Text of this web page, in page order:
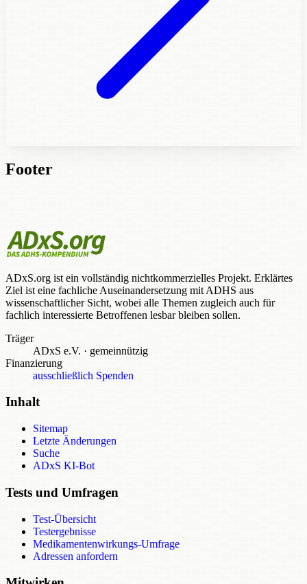
Footer
ADxS.org ist ein vollständig nichtkommerzielles Projekt. Erklärtes
Ziel ist eine fachliche Auseinandersetzung mit ADHS aus
wissenschaftlicher Sicht, wobei alle Themen zugleich auch für
fachlich interessierte Betroffenen lesbar bleiben sollen.
Träger
ADxS e.V. · gemeinnützig
Finanzierung
ausschließlich Spenden
Inhalt
Sitemap
Letzte Änderungen
Suche
ADxS KI-Bot
Tests und Umfragen
Test-Übersicht
Testergebnisse
Medikamentenwirkungs-Umfrage
Adressen anfordern